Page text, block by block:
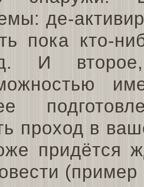
де-
пока кто-
И
проход в
придётся
(пример